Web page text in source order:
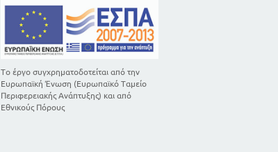
Το έργο συγχρηματοδοτείται από την
Ευρωπαϊκή Ένωση (Ευρωπαϊκό Ταμείο
Περιφερειακής Ανάπτυξης) και από
Εθνικούς Πόρους